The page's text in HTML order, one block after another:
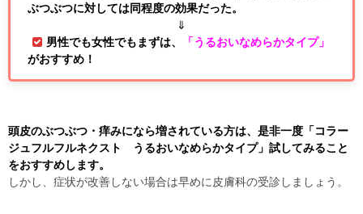
ぶつぶつに対しては同程度の効果だった。
⇓
男性でも女性でもまずは、
「うるおいなめらかタイプ」
がおすすめ！
頭皮のぶつぶつ・痒みになら増されている方は、是非一度「コラー
ジュフルフルネクスト うるおいなめらかタイプ」試してみること
をおすすめします。
しかし、症状が改善しない場合は早めに皮膚科の受診しましょう。